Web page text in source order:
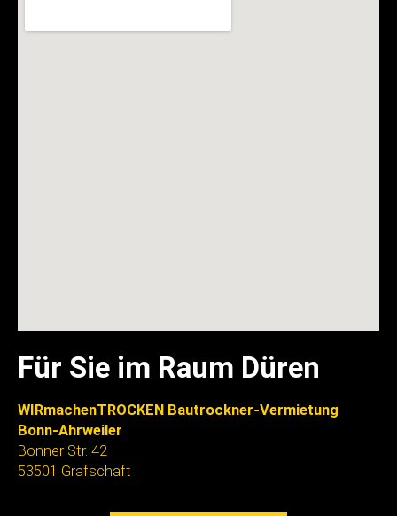
Für Sie im Raum Düren
WIRmachenTROCKEN Bautrockner-Vermietung
Bonn-Ahrweiler
Bonner Str. 42
53501 Grafschaft